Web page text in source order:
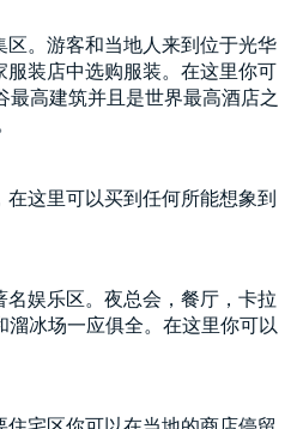
区。游客和当地人来到位于光华
装店中选购服装。在这里你可
最高建筑并且是世界最高酒店之
这里可以买到任何所能想象到
娱乐区。夜总会，餐厅，卡拉
冰场一应俱全。在这里你可以